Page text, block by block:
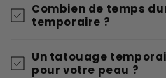
Combien de temps
temporaire ?
Un tatouage
pour votre peau ?